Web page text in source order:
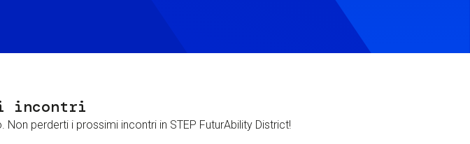
incontri
perderti i prossimi incontri in STEP FuturAbility District!